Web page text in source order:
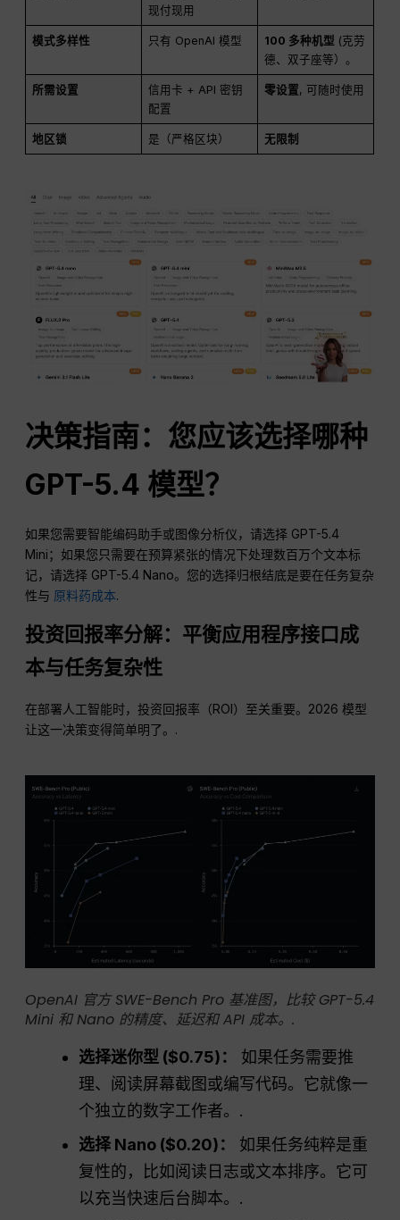
现付现用
模式多样性 只有 OpenAI 模型 100 多种机型 (克劳
德、双子座等）。
所需设置
信用卡 + API 密钥
配置
零设置, 可随时使用
地区锁 是（严格区块） 无限制
决策指南：您应该选择哪种
GPT-5.4 模型？
如果您需要智能编码助手或图像分析仪，请选择 GPT-5.4
Mini；如果您只需要在预算紧张的情况下处理数百万个文本标
记，请选择 GPT-5.4 Nano。您的选择归根结底是要在任务复杂
性与 原料药成本.
投资回报率分解：平衡应用程序接口成
本与任务复杂性
在部署人工智能时，投资回报率（ROI）至关重要。2026 模型
让这一决策变得简单明了。.
OpenAI 官方 SWE-Bench Pro 基准图，比较 GPT-5.4
Mini 和 Nano 的精度、延迟和 API 成本。.
选择迷你型 ($0.75)：
如果任务需要推
理、阅读屏幕截图或编写代码。它就像一
个独立的数字工作者。.
选择 Nano ($0.20)：
如果任务纯粹是重
复性的，比如阅读日志或文本排序。它可
以充当快速后台脚本。.